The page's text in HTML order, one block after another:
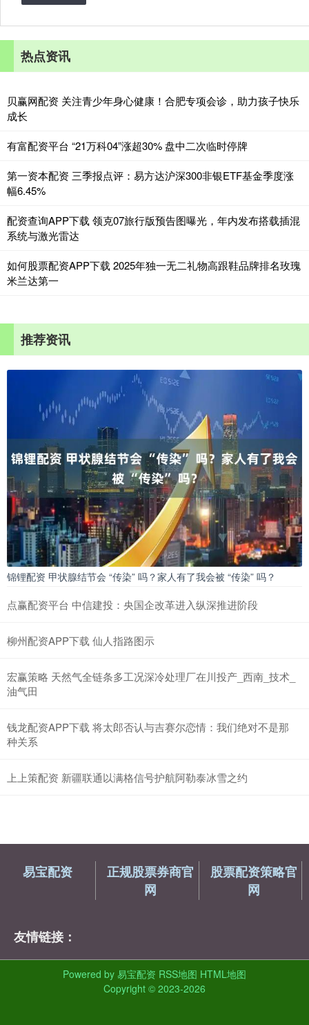
热点资讯
贝赢网配资 关注青少年身心健康！合肥专项会诊，助力孩子快乐
成长
有富配资平台 “21万科04”涨超30% 盘中二次临时停牌
第一资本配资 三季报点评：易方达沪深300非银ETF基金季度涨
幅6.45%
配资查询APP下载 领克07旅行版预告图曝光，年内发布搭载插混
系统与激光雷达
如何股票配资APP下载 2025年独一无二礼物高跟鞋品牌排名玫瑰
米兰达第一
推荐资讯
锦锂配资 甲状腺结节会 “传染” 吗？家人有了我会被 “传染” 吗？
点赢配资平台 中信建投：央国企改革进入纵深推进阶段
柳州配资APP下载 仙人指路图示
宏赢策略 天然气全链条多工况深冷处理厂在川投产_西南_技术_
油气田
钱龙配资APP下载 将太郎否认与吉赛尔恋情：我们绝对不是那
种关系
上上策配资 新疆联通以满格信号护航阿勒泰冰雪之约
易宝配资
正规股票券商官
网
股票配资策略官
网
友情链接：
Powered by 易宝配资 RSS地图 HTML地图
Copyright © 2023-2026